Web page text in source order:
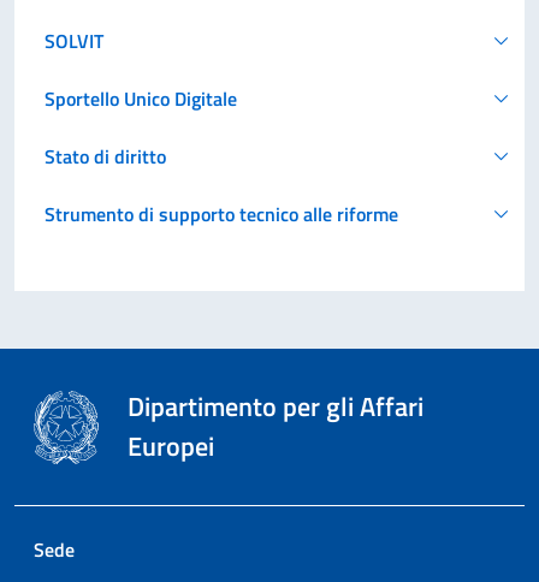
SOLVIT
Sportello Unico Digitale
Stato di diritto
Strumento di supporto tecnico alle riforme
Dipartimento per gli Affari
Europei
Sede